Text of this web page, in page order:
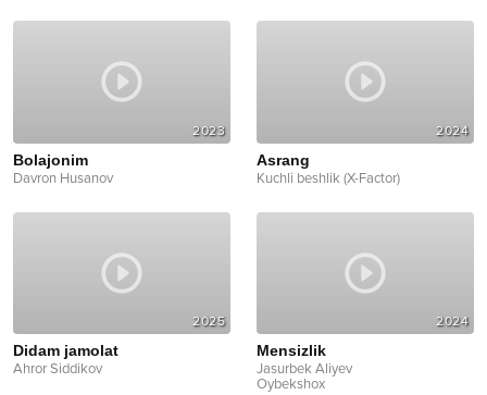
2023
Bolajonim
Davron Husanov
2024
Asrang
Kuchli beshlik (X-Factor)
2025
Didam jamolat
Ahror Siddikov
2024
Mensizlik
Jasurbek Aliyev
Oybekshox